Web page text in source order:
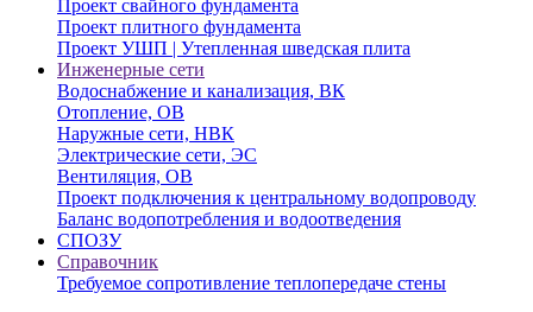
Проект свайного фундамента
Проект плитного фундамента
Проект УШП | Утепленная шведская плита
Инженерные сети
Водоснабжение и канализация, ВК
Отопление, ОВ
Наружные сети, НВК
Электрические сети, ЭС
Вентиляция, ОВ
Проект подключения к центральному водопроводу
Баланс водопотребления и водоотведения
СПОЗУ
Справочник
Требуемое сопротивление теплопередаче стены